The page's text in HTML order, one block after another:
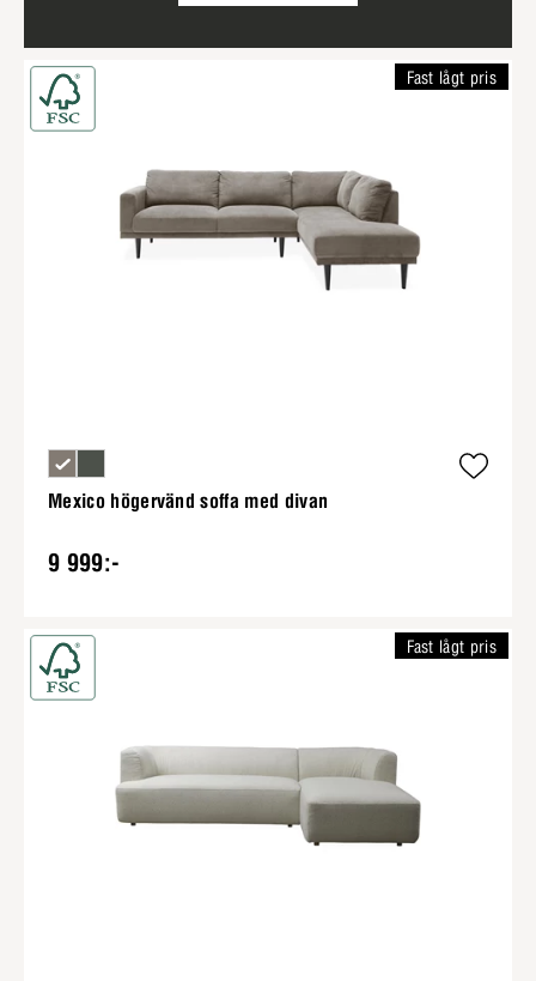
Mexico högervänd soffa med divan
9 999:-
Fast lågt pris
Fast lågt pris